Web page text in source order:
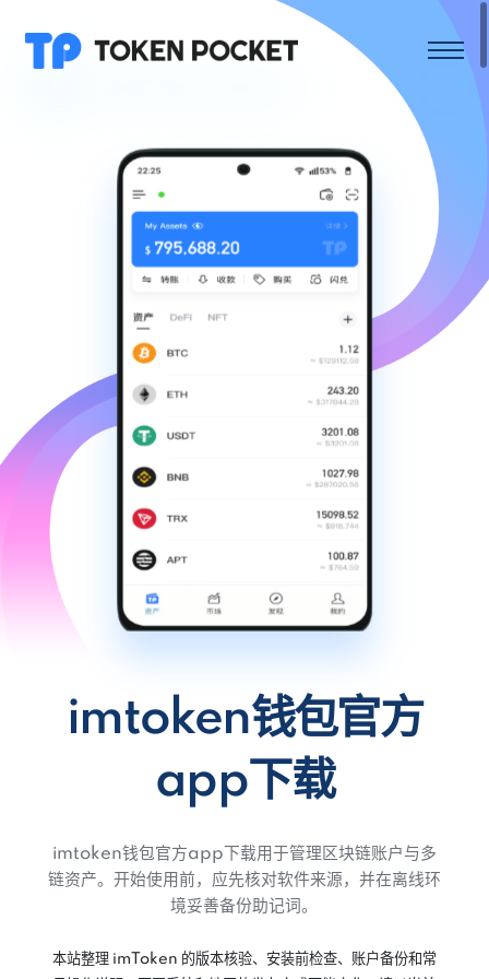
imtoken钱包官方
app下载
imtoken钱包官方app下载用于管理区块链账户与多
链资产。开始使用前，应先核对软件来源，并在离线环
境妥善备份助记词。
本站整理 imToken 的版本核验、安装前检查、账户备份和常